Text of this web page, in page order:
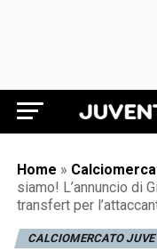
Home »
siamo! L’annuncio di
transfert per
CALCIOMERCATO JUVE